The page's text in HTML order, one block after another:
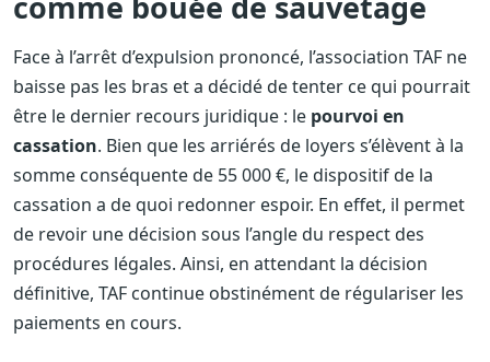
Face à l’arrêt d’expulsion prononcé, l’association TAF ne
baisse pas les bras et a décidé de tenter ce qui pourrait
être le dernier recours juridique : le pourvoi en
cassation. Bien que les arriérés de loyers s’élèvent à la
somme conséquente de 55 000 €, le dispositif de la
cassation a de quoi redonner espoir. En effet, il permet
de revoir une décision sous l’angle du respect des
procédures légales. Ainsi, en attendant la décision
définitive, TAF continue obstinément de régulariser les
paiements en cours.